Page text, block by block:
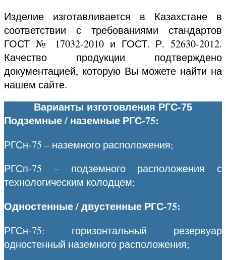
Изделие изготавливается в Казахстане в
соответствии с требованиями стандартов
ГОСТ № 17032-2010 и ГОСТ. Р. 52630-2012.
Качество продукции подтверждено
документацией, которую Вы можете найти на
нашем сайте.
Варианты изготовления РГС-75
Подземные / наземные РГС-75:
РГСн-75 – наземного расположения;
РГСп-75 – подземного расположения с
технологическим колодцем;
Одностенные / двустенные РГС-75:
РГСн-75: горизонтальный резервуар
одностенный наземного расположения;